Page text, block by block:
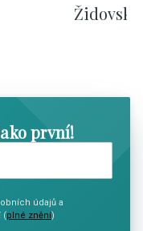
první!
údajů a
(plné znění)